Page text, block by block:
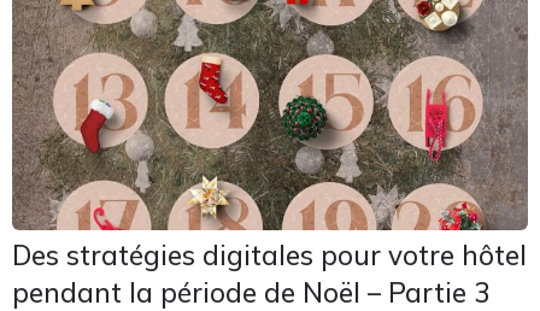
Des stratégies digitales pour votre hôtel
pendant la période de Noël – Partie 3